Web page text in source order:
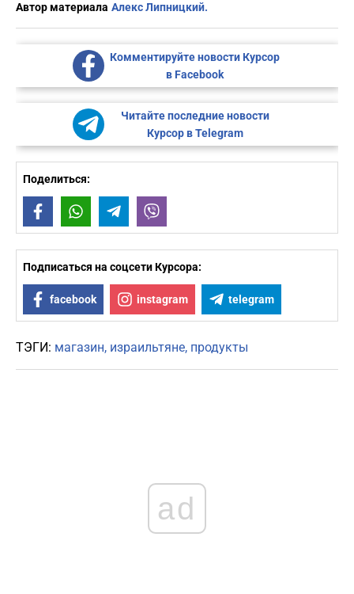
Автор материала Алекс Липницкий.
Комментируйте новости Курсор
в Facebook
Читайте последние новости
Курсор в Telegram
Поделиться:
FacebookWhatsAppTelegram
Подписаться на соцсети Курсора:
facebook instagram telegram
ТЭГИ: магазин израильтяне продукты
ad